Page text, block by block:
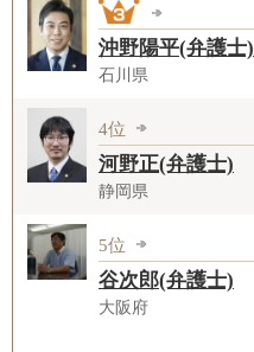
沖野陽平(弁護士)
石川県
4位
河野正(弁護士)
静岡県
5位
谷次郎(弁護士)
大阪府